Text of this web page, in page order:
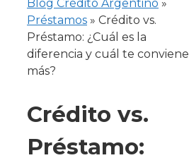
Blog Crédito Argentino »
Préstamos » Crédito vs.
Préstamo: ¿Cuál es la
diferencia y cuál te conviene
más?
Crédito vs.
Préstamo: